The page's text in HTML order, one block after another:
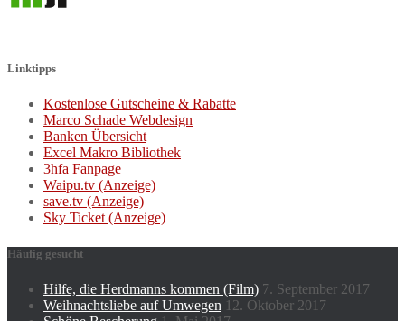
Linktipps
Kostenlose Gutscheine & Rabatte
Marco Schade Webdesign
Banken Übersicht
Excel Makro Bibliothek
3hfa Fanpage
Waipu.tv (Anzeige)
save.tv (Anzeige)
Sky Ticket (Anzeige)
Häufig gesucht
Hilfe, die Herdmanns kommen (Film) 7. September 2017
Weihnachtsliebe auf Umwegen 12. Oktober 2017